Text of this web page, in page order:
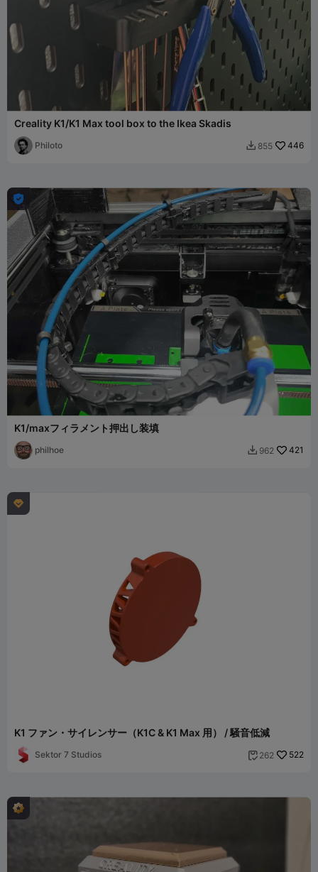
Creality K1/K1 Max tool box to the Ikea Skadis
Philoto  855 446

K1/maxフィラメント押出し装填
philhoe  962 421

K1 ファン・サイレンサー（K1C & K1 Max 用） / 騒音低減
Sektor 7 Studios  262 522